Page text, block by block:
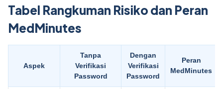
Tabel Rangkuman Risiko dan Peran
MedMinutes
Aspek
Tanpa
Verifikasi
Password
Dengan
Verifikasi
Password
Peran
MedMinutes